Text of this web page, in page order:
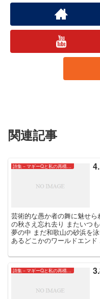
関連記事
芸術的な愚か者の舞に魅せ
の秋さえ忘れ去り またいつ
夢の中 まだ和歌山の砂浜を
あるどこかのワールドエンド
詩集－マギーQと私の再構築についてー